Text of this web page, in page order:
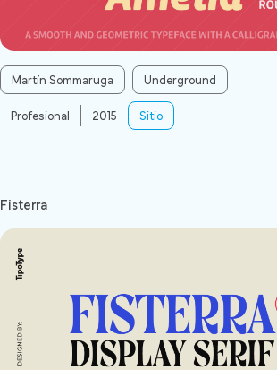
Profesional
2015 Sitio
Martín Sommaruga
Underground
Fisterra